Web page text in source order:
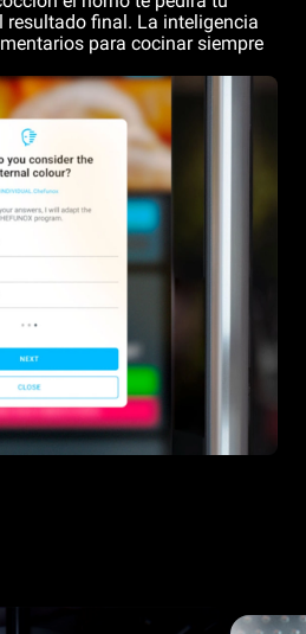
resultado final. La inteligencia
para cocinar siempre